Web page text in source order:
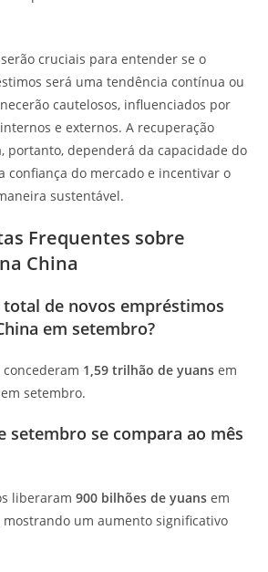
cruciais para entender se o
será uma tendência contínua ou
cautelosos, influenciados por
e externos. A recuperação
portanto, dependerá da capacidade do
confiança do mercado e incentivar o
sustentável.
Frequentes sobre
China
de novos empréstimos
em setembro?
1,59 trilhão de yuans em
setembro.
setembro se compara ao mês
liberaram 900 bilhões de yuans em
mostrando um aumento significativo